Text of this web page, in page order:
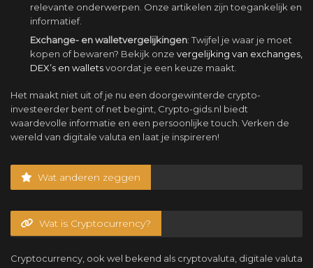
relevante onderwerpen. Onze artikelen zijn toegankelijk en
informatief.
Exchange- en walletvergelijkingen: Twijfel je waar je moet
kopen of bewaren? Bekijk onze vergelijking van exchanges,
DEX’s en walletsvoordat je een keuze maakt.
Het maakt niet uit of je nu een doorgewinterde crypto-
investeerder bent of net begint, Crypto-gids.nl biedt
waardevolle informatie en een persoonlijke touch. Verken de
wereld van digitale valuta en laat je inspireren!
Wat anderen zeggen
Wat is Cryptocurrency?
Cryptocurrency, ook wel bekend als cryptovaluta, digitale valuta